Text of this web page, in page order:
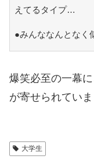
えてるタイプ…
●みんななんとなく
爆笑必至の一幕
が寄せられていま
大学生